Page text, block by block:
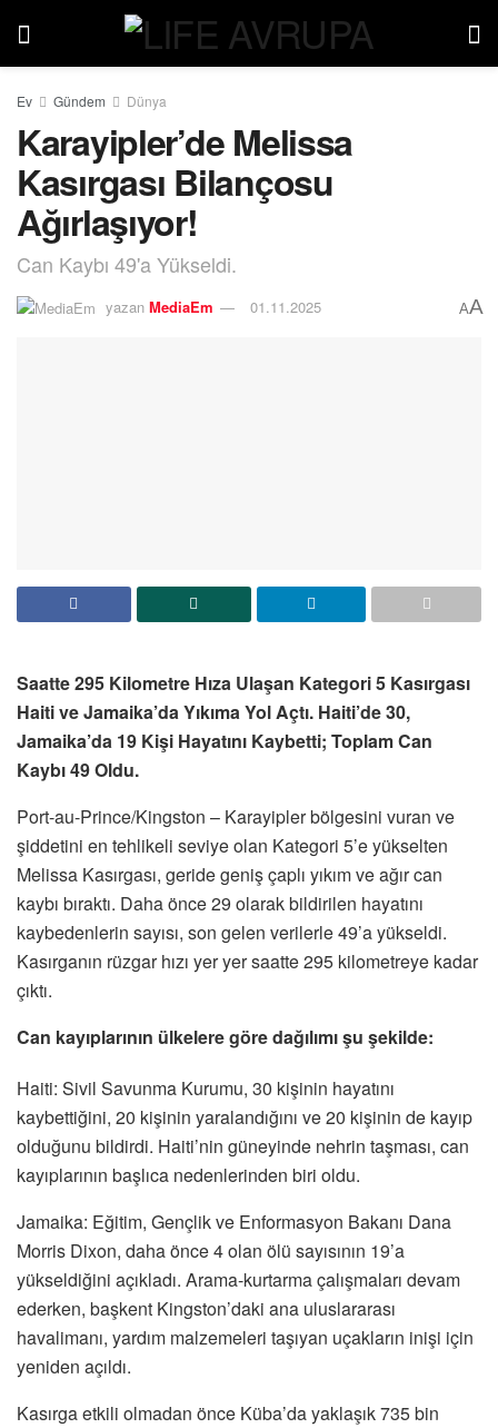
Ev Gündem Dünya
Karayipler’de Melissa
Kasırgası Bilançosu
Ağırlaşıyor!
Can Kaybı 49'a Yükseldi.
yazan MediaEm 01.11.2025 AA
Saatte 295 Kilometre Hıza Ulaşan Kategori 5 Kasırgası
Haiti ve Jamaika’da Yıkıma Yol Açtı. Haiti’de 30,
Jamaika’da 19 Kişi Hayatını Kaybetti; Toplam Can
Kaybı 49 Oldu.
Port-au-Prince/Kingston – Karayipler bölgesini vuran ve
şiddetini en tehlikeli seviye olan Kategori 5’e yükselten
Melissa Kasırgası, geride geniş çaplı yıkım ve ağır can
kaybı bıraktı. Daha önce 29 olarak bildirilen hayatını
kaybedenlerin sayısı, son gelen verilerle 49’a yükseldi.
Kasırganın rüzgar hızı yer yer saatte 295 kilometreye kadar
çıktı.
Can kayıplarının ülkelere göre dağılımı şu şekilde:
Haiti: Sivil Savunma Kurumu, 30 kişinin hayatını
kaybettiğini, 20 kişinin yaralandığını ve 20 kişinin de kayıp
olduğunu bildirdi. Haiti’nin güneyinde nehrin taşması, can
kayıplarının başlıca nedenlerinden biri oldu.
Jamaika: Eğitim, Gençlik ve Enformasyon Bakanı Dana
Morris Dixon, daha önce 4 olan ölü sayısının 19’a
yükseldiğini açıkladı. Arama-kurtarma çalışmaları devam
ederken, başkent Kingston’daki ana uluslararası
havalimanı, yardım malzemeleri taşıyan uçakların inişi için
yeniden açıldı.
Kasırga etkili olmadan önce Küba’da yaklaşık 735 bin